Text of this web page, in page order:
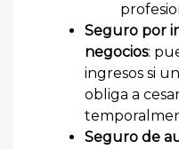
Seguro por
negocios:
ingresos si
obliga a
Seguro de